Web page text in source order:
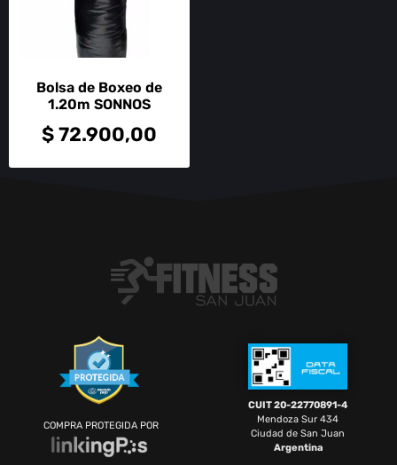
Bolsa de Boxeo de
1.20m SONNOS
$72.900,00
COMPRA PROTEGIDA POR
CUIT 20-22770891-4
Mendoza Sur 434
Ciudad de San Juan
Argentina